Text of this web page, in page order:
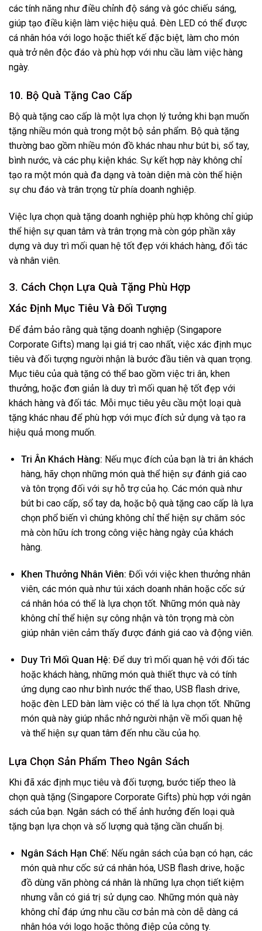
các tính năng như điều chỉnh độ sáng và góc chiếu sáng,
giúp tạo điều kiện làm việc hiệu quả. Đèn LED có thể được
cá nhân hóa với logo hoặc thiết kế đặc biệt, làm cho món
quà trở nên độc đáo và phù hợp với nhu cầu làm việc hàng
ngày.
10. Bộ Quà Tặng Cao Cấp
Bộ quà tặng cao cấp là một lựa chọn lý tưởng khi bạn muốn
tặng nhiều món quà trong một bộ sản phẩm. Bộ quà tặng
thường bao gồm nhiều món đồ khác nhau như bút bi, sổ tay,
bình nước, và các phụ kiện khác. Sự kết hợp này không chỉ
tạo ra một món quà đa dạng và toàn diện mà còn thể hiện
sự chu đáo và trân trọng từ phía doanh nghiệp.
Việc lựa chọn quà tặng doanh nghiệp phù hợp không chỉ giúp
thể hiện sự quan tâm và trân trọng mà còn góp phần xây
dựng và duy trì mối quan hệ tốt đẹp với khách hàng, đối tác
và nhân viên.
3. Cách Chọn Lựa Quà Tặng Phù Hợp
Xác Định Mục Tiêu Và Đối Tượng
Để đảm bảo rằng quà tặng doanh nghiệp (Singapore
Corporate Gifts) mang lại giá trị cao nhất, việc xác định mục
tiêu và đối tượng người nhận là bước đầu tiên và quan trọng.
Mục tiêu của quà tặng có thể bao gồm việc tri ân, khen
thưởng, hoặc đơn giản là duy trì mối quan hệ tốt đẹp với
khách hàng và đối tác. Mỗi mục tiêu yêu cầu một loại quà
tặng khác nhau để phù hợp với mục đích sử dụng và tạo ra
hiệu quả mong muốn.
Tri Ân Khách Hàng: Nếu mục đích của bạn là tri ân khách
hàng, hãy chọn những món quà thể hiện sự đánh giá cao
và tôn trọng đối với sự hỗ trợ của họ. Các món quà như
bút bi cao cấp, sổ tay da, hoặc bộ quà tặng cao cấp là lựa
chọn phổ biến vì chúng không chỉ thể hiện sự chăm sóc
mà còn hữu ích trong công việc hàng ngày của khách
hàng.
Khen Thưởng Nhân Viên: Đối với việc khen thưởng nhân
viên, các món quà như túi xách doanh nhân hoặc cốc sứ
cá nhân hóa có thể là lựa chọn tốt. Những món quà này
không chỉ thể hiện sự công nhận và tôn trọng mà còn
giúp nhân viên cảm thấy được đánh giá cao và động viên.
Duy Trì Mối Quan Hệ: Để duy trì mối quan hệ với đối tác
hoặc khách hàng, những món quà thiết thực và có tính
ứng dụng cao như bình nước thể thao, USB flash drive,
hoặc đèn LED bàn làm việc có thể là lựa chọn tốt. Những
món quà này giúp nhắc nhở người nhận về mối quan hệ
và thể hiện sự quan tâm đến nhu cầu của họ.
Lựa Chọn Sản Phẩm Theo Ngân Sách
Khi đã xác định mục tiêu và đối tượng, bước tiếp theo là
chọn quà tặng (Singapore Corporate Gifts) phù hợp với ngân
sách của bạn. Ngân sách có thể ảnh hưởng đến loại quà
tặng bạn lựa chọn và số lượng quà tặng cần chuẩn bị.
Ngân Sách Hạn Chế: Nếu ngân sách của bạn có hạn, các
món quà như cốc sứ cá nhân hóa, USB flash drive, hoặc
đồ dùng văn phòng cá nhân là những lựa chọn tiết kiệm
nhưng vẫn có giá trị sử dụng cao. Những món quà này
không chỉ đáp ứng nhu cầu cơ bản mà còn dễ dàng cá
nhân hóa với logo hoặc thông điệp của công ty.